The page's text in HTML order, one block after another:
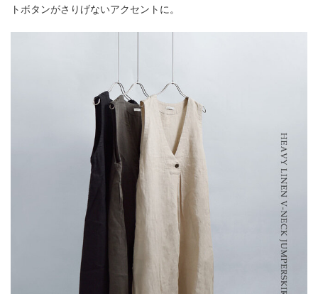
トボタンがさりげないアクセントに。